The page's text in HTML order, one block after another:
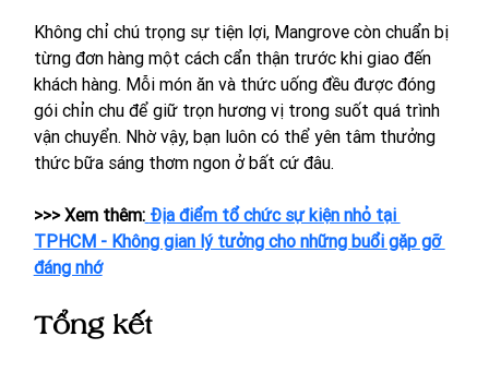
Không chỉ chú trọng sự tiện lợi, Mangrove còn chuẩn bị
từng đơn hàng một cách cẩn thận trước khi giao đến
khách hàng. Mỗi món ăn và thức uống đều được đóng
gói chỉn chu để giữ trọn hương vị trong suốt quá trình
vận chuyển. Nhờ vậy, bạn luôn có thể yên tâm thưởng
thức bữa sáng thơm ngon ở bất cứ đâu.
>>> Xem thêm: Địa điểm tổ chức sự kiện nhỏ tại
TPHCM - Không gian lý tưởng cho những buổi gặp gỡ
đáng nhớ
Tổng kết